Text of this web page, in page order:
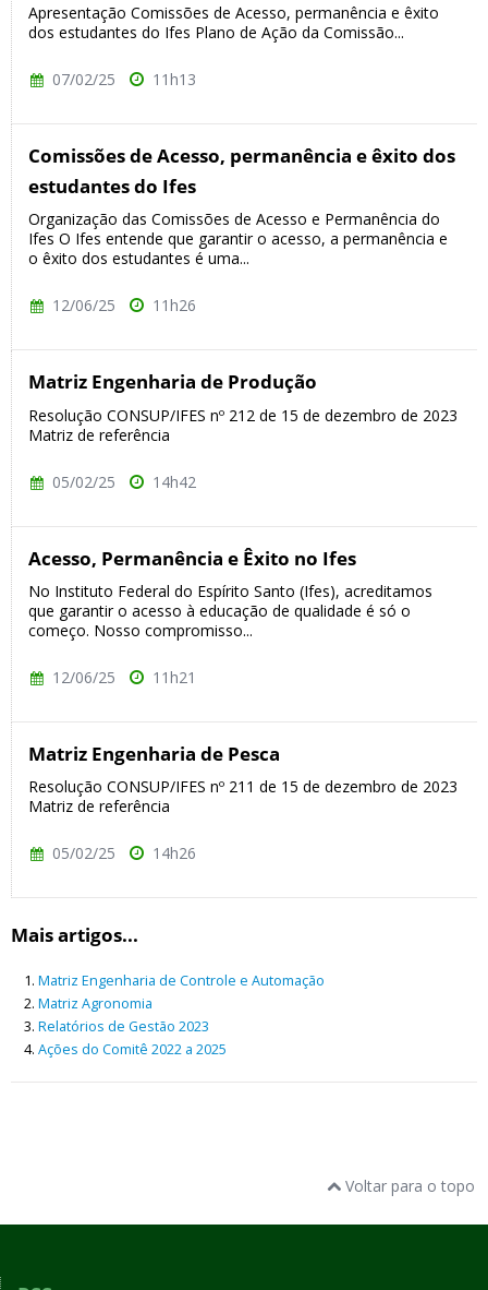
Apresentação Comissões de Acesso, permanência e êxito
dos estudantes do Ifes Plano de Ação da Comissão...
07/02/25 11h13
Comissões de Acesso, permanência e êxito dos
estudantes do Ifes
Organização das Comissões de Acesso e Permanência do
Ifes O Ifes entende que garantir o acesso, a permanência e
o êxito dos estudantes é uma...
12/06/25 11h26
Matriz Engenharia de Produção
Resolução CONSUP/IFES nº 212 de 15 de dezembro de 2023
Matriz de referência
05/02/25 14h42
Acesso, Permanência e Êxito no Ifes
No Instituto Federal do Espírito Santo (Ifes), acreditamos
que garantir o acesso à educação de qualidade é só o
começo. Nosso compromisso...
12/06/25 11h21
Matriz Engenharia de Pesca
Resolução CONSUP/IFES nº 211 de 15 de dezembro de 2023
Matriz de referência
05/02/25 14h26
Mais artigos...
Matriz Engenharia de Controle e Automação
Matriz Agronomia
Relatórios de Gestão 2023
Ações do Comitê 2022 a 2025
Voltar para o topo